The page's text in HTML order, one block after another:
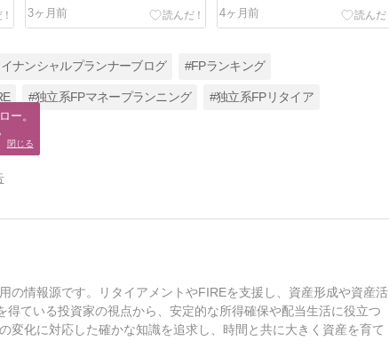
持つべき通貨と言われる理由
3ヶ月前
整・暴落・元本割れへの覚悟
4ヶ月前
ナンシャルプランナーブログ #FPランキング
#独立系FPマネープランニング #独立系FPリタイア
の情報源です。リタイアメントやFIREを支援し、資産形成や資産活
ている投資家の視点から、安定的な所得確保や配当生活に役立つ
化に対応した確かな知識を追求し、時間と共に大きく資産を育て
ー。
閉じる